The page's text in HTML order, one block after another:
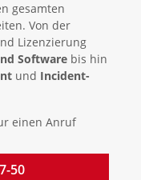
gesamten
Von der
Lizenzierung
Software bis hin
und Incident-
einen Anruf
50